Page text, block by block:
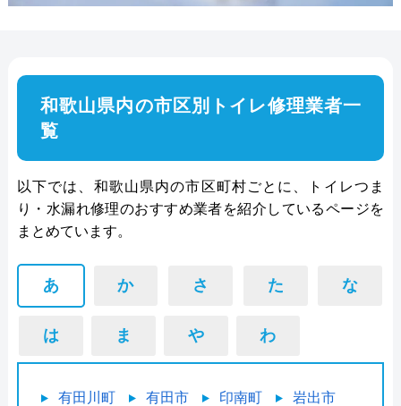
和歌山県内の市区別トイレ修理業者一
覧
以下では、和歌山県内の市区町村ごとに、トイレつま
り・水漏れ修理のおすすめ業者を紹介しているページを
まとめています。
あ か さ た な
は ま や わ
有田川町 有田市 印南町 岩出市